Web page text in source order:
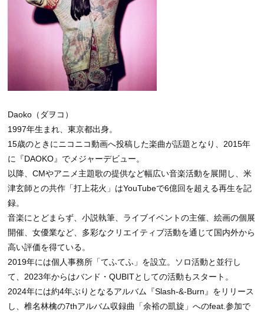
Daoko（ダヲコ）
1997年生まれ、東京都出身。
15歳のときにニコニコ動画へ投稿した楽曲が話題となり、2015年
に『DAOKO』でメジャーデビュー。
以降、CMやアニメ主題歌の提供など幅広い音楽活動を展開し、米
津玄師との共作「打上花火」はYouTubeで6億回を超える再生を記
録。
音楽にとどまらず、小説執筆、ライブイベントの主催、絵画の個展
開催、女優業など、多彩なクリエイティブ活動を通じて国内外から
高い評価を得ている。
2019年には個人事務所「てふてふ」を設立。ソロ活動と並行し
て、2023年からはバンド・QUBITとしての活動もスタート。
2024年には約4年ぶりとなるアルバム『Slash-&-Burn』をリリース
し、椎名林檎の7thアルバム収録曲「余裕の凱旋」へのfeat.参加で